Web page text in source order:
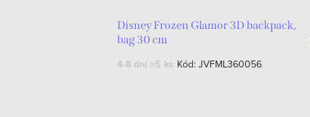
Disney Frozen Glamor 3D backpack,
bag 30 cm
4-8 dní >5 ks Kód: JVFML360056